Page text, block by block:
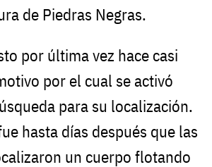
de Piedras Negras.
por última vez hace casi
por el cual se activó
para su localización.
hasta días después que las
un cuerpo flotando